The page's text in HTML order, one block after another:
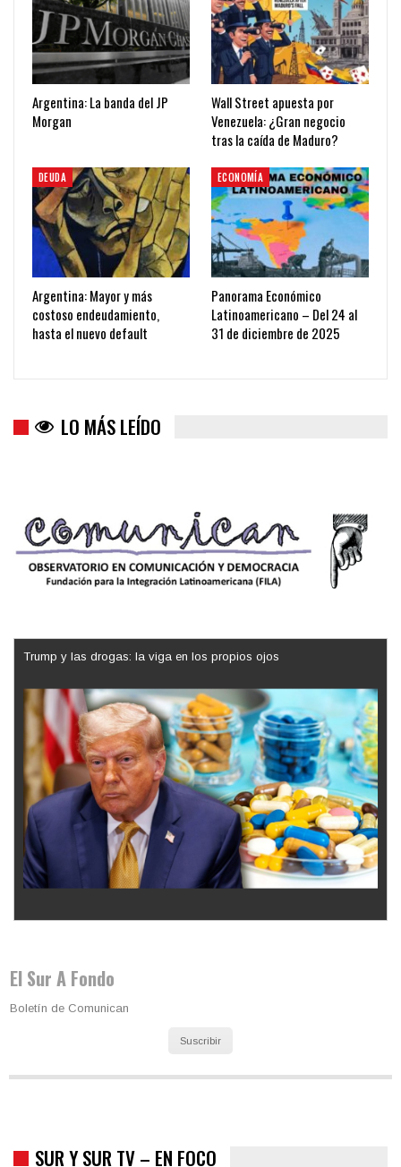
Argentina: La banda del JP
Morgan
Wall Street apuesta por
Venezuela: ¿Gran negocio
tras la caída de Maduro?
DEUDA
Argentina: Mayor y más
costoso endeudamiento,
hasta el nuevo default
ECONOMÍA
Panorama Económico
Latinoamericano – Del 24 al
31 de diciembre de 2025
LO MÁS LEÍDO
Trump y las drogas: la viga en los propios ojos
El Sur A Fondo
Boletín de Comunican
Suscribir
SUR Y SUR TV – EN FOCO